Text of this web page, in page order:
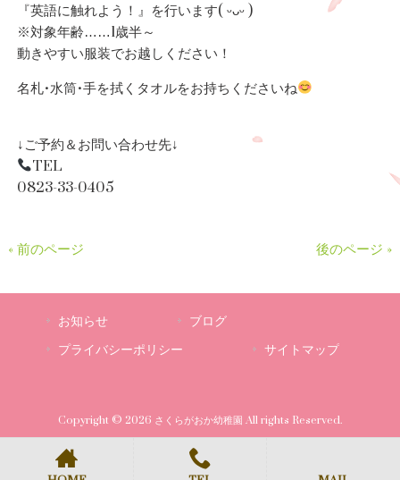
『英語に触れよう！』を行います( ᵕᴗᵕ )
※対象年齢……1歳半～
動きやすい服装でお越しください！
名札•水筒•手を拭くタオルをお持ちくださいね
↓ご予約＆お問い合わせ先↓
TEL
0823-33-0405
« 前のページ 後のページ »
お知らせ
ブログ
プライバシーポリシー
サイトマップ
Copyright © 2026 さくらがおか幼稚園 All rights Reserved.